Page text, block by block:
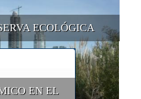
ECOLÓGICA
EN EL